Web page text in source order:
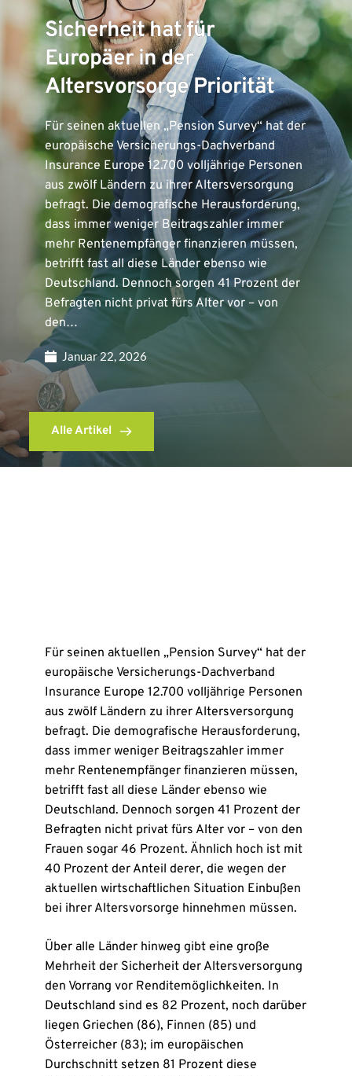
Sicherheit hat für
Europäer in der
Altersvorsorge Priorität
Für seinen aktuellen „Pension Survey“ hat der
europäische Versicherungs-Dachverband
Insurance Europe 12.700 volljährige Personen
aus zwölf Ländern zu ihrer Altersversorgung
befragt. Die demografische Herausforderung,
dass immer weniger Beitragszahler immer
mehr Rentenempfänger finanzieren müssen,
betrifft fast all diese Länder ebenso wie
Deutschland. Dennoch sorgen 41 Prozent der
Befragten nicht privat fürs Alter vor – von
den…
Januar 22, 2026
Alle Artikel
Für seinen aktuellen „Pension Survey“ hat der
europäische Versicherungs-Dachverband
Insurance Europe 12.700 volljährige Personen
aus zwölf Ländern zu ihrer Altersversorgung
befragt. Die demografische Herausforderung,
dass immer weniger Beitragszahler immer
mehr Rentenempfänger finanzieren müssen,
betrifft fast all diese Länder ebenso wie
Deutschland. Dennoch sorgen 41 Prozent der
Befragten nicht privat fürs Alter vor – von den
Frauen sogar 46 Prozent. Ähnlich hoch ist mit
40 Prozent der Anteil derer, die wegen der
aktuellen wirtschaftlichen Situation Einbußen
bei ihrer Altersvorsorge hinnehmen müssen.
Über alle Länder hinweg gibt eine große
Mehrheit der Sicherheit der Altersversorgung
den Vorrang vor Renditemöglichkeiten. In
Deutschland sind es 82 Prozent, noch darüber
liegen Griechen (86), Finnen (85) und
Österreicher (83); im europäischen
Durchschnitt setzen 81 Prozent diese